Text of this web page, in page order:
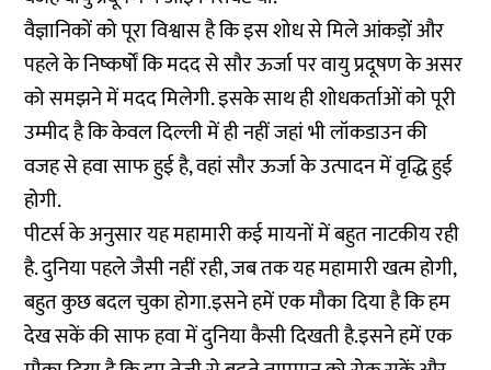
वैज्ञानिकों को पूरा विश्वास है कि इस शोध से मिले आंकड़ों और
पहले के निष्कर्षों कि मदद से सौर ऊर्जा पर वायु प्रदूषण के असर
को समझने में मदद मिलेगी. इसके साथ ही शोधकर्ताओं को पूरी
उम्मीद है कि केवल दिल्ली में ही नहीं जहां भी लॉकडाउन की
वजह से हवा साफ हुई है, वहां सौर ऊर्जा के उत्पादन में वृद्धि हुई
होगी.
पीटर्स के अनुसार यह महामारी कई मायनों में बहुत नाटकीय रही
है. दुनिया पहले जैसी नहीं रही, जब तक यह महामारी खत्म होगी,
बहुत कुछ बदल चुका होगा.इसने हमें एक मौका दिया है कि हम
देख सकें की साफ हवा में दुनिया कैसी दिखती है.इसने हमें एक